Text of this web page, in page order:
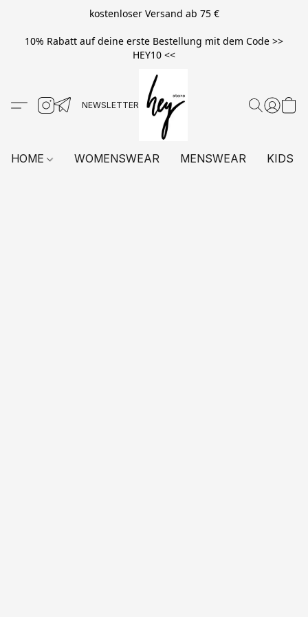
kostenloser Versand ab 75 €
10% Rabatt auf deine erste Bestellung mit dem Code >>
HEY10 <<
HOME WOMENSWEAR MENSWEAR KIDS